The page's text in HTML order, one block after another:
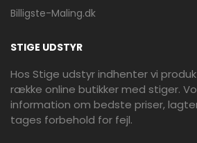
Billigste-Maling.dk
STIGE UDSTYR
Hos Stige udstyr indhenter vi
række online butikker med stiger.
information om bedste priser,
tages forbehold for fejl.